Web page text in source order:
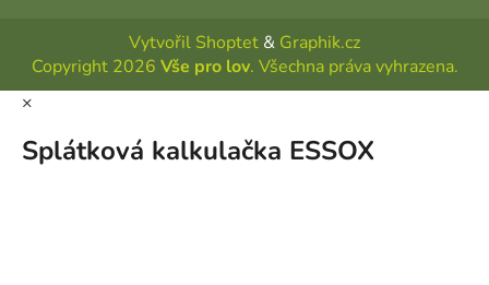
Vytvořil Shoptet & Graphik.cz
Copyright 2026 Vše pro lov. Všechna práva vyhrazena.
×
Splátková kalkulačka ESSOX